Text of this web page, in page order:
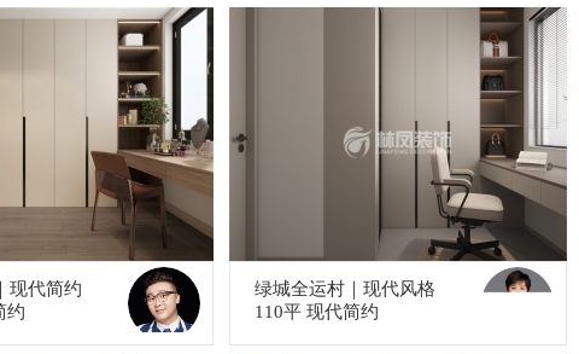
现代简约
约
绿城全运村｜现代风格
110平 现代简约